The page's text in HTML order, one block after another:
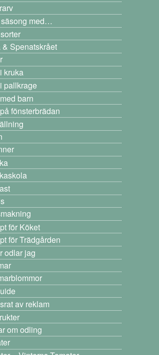
med…
& Spenatskrået
kruka
pallkrage
barn
fönsterbrädan
för Köket
för Trädgården
odlar jag
av reklam
om odling